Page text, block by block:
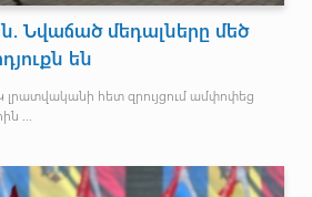
Նվաճած մեդալները մեծ
են
լրատվականի հետ զրույցում ամփոփեց
...